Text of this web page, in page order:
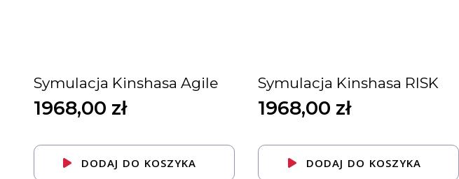
Symulacja Kinshasa Agile
1968,00 zł
DODAJ DO KOSZYKA
Symulacja Kinshasa RISK
1968,00 zł
DODAJ DO KOSZYKA